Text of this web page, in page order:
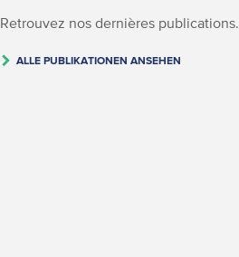
Retrouvez nos dernières publications.
ALLE PUBLIKATIONEN ANSEHEN